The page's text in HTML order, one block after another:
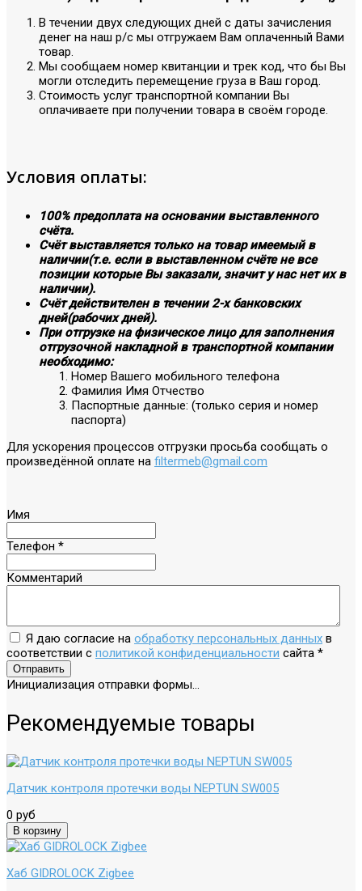
В течении двух следующих дней с даты зачисления
денег на наш р/с мы отгружаем Вам оплаченный Вами
товар.
Мы сообщаем номер квитанции и трек код, что бы Вы
могли отследить перемещение груза в Ваш город.
Стоимость услуг транспортной компании Вы
оплачиваете при получении товара в своём городе.
Условия оплаты:
100% предоплата на основании выставленного
счёта.
Счёт выставляется только на товар имеемый в
наличии(т.е. если в выставленном счёте не все
позиции которые Вы заказали, значит у нас нет их в
наличии).
Счёт действителен в течении 2-х банковских
дней(рабочих дней).
При отгрузке на физическое лицо для заполнения
отгрузочной накладной в транспортной компании
необходимо:
Номер Вашего мобильного телефона
Фамилия Имя Отчество
Паспортные данные: (только серия и номер
паспорта)
Для ускорения процессов отгрузки просьба сообщать о
произведённой оплате на filtermeb@gmail.com
Имя
Телефон *
Комментарий
Я даю согласие на обработку персональных данных в
соответствии с политикой конфиденциальности сайта *
Отправить
Инициализация отправки формы...
Рекомендуемые товары
Датчик контроля протечки воды NEPTUN SW005
0 руб
Хаб GIDROLOCK Zigbee